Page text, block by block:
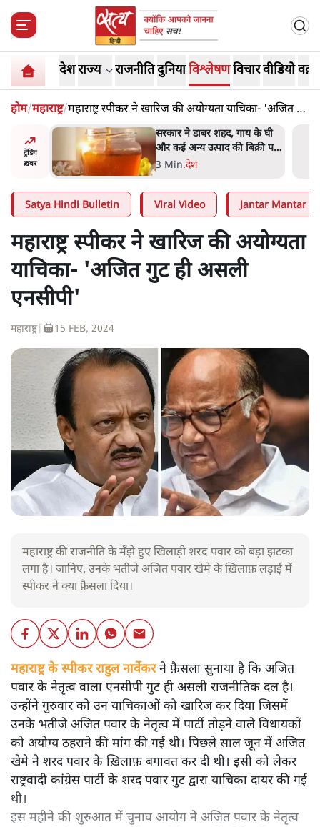
देशराज्य राजनीतिदुनियाविश्लेषणविचारवीडियो
होम/महाराष्ट्र/महाराष्ट्र स्पीकर ने खारिज की अयोग्यता याचिका- 'अजित गुट
ही असली एनसीपी'
ट्रेंडिंग
ख़बर
के घी
पर
'महाराष्ट्र में गैर बीजेपी वोटरों के
नामों को काटने की बड़ी साज़िश'-
रोहित पवार का आरोप
4 Min.महाराष्ट्र
Satya Hindi Bulletin Viral Video Jantar Mantar
महाराष्ट्र स्पीकर ने खारिज की अयोग्यता
याचिका- 'अजित गुट ही असली
एनसीपी'
महाराष्ट्र| 15 FEB, 2024
महाराष्ट्र की राजनीति के मँझे हुए खिलाड़ी शरद पवार को बड़ा झटका
लगा है। जानिए, उनके भतीजे अजित पवार खेमे के ख़िलाफ़ लड़ाई में
स्पीकर ने क्या फ़ैसला दिया।
महाराष्ट्र के स्पीकर राहुल नार्वेकर ने फ़ैसला सुनाया है कि अजित
पवार के नेतृत्व वाला एनसीपी गुट ही असली राजनीतिक दल है।
उन्होंने गुरुवार को उन याचिकाओं को खारिज कर दिया जिसमें
उनके भतीजे अजित पवार के नेतृत्व में पार्टी तोड़ने वाले विधायकों
को अयोग्य ठहराने की मांग की गई थी। पिछले साल जून में अजित
खेमे ने शरद पवार के ख़िलाफ़ बगावत कर दी थी। इसी को लेकर
राष्ट्रवादी कांग्रेस पार्टी के शरद पवार गुट द्वारा याचिका दायर की गई
थी।
इस महीने की शुरुआत में चुनाव आयोग ने अजित पवार के नेतृत्व